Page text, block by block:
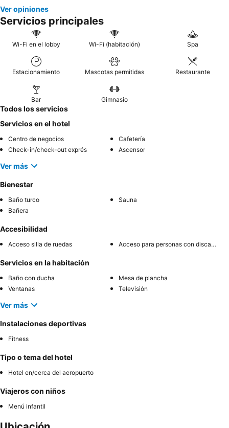
Ver opiniones
Servicios principales
Wi-Fi en el lobby Wi-Fi (habitación) Spa
Estacionamiento Mascotas permitidas Restaurante
Bar Gimnasio
Todos los servicios
Servicios en el hotel
Centro de negocios
Cafetería
Check-in/check-out exprés
Ascensor
Ver más
Bienestar
Baño turco
Sauna
Bañera
Accesibilidad
Acceso silla de ruedas Acceso para personas con discapacidad
Servicios en la habitación
Baño con ducha
Mesa de plancha
Ventanas
Televisión
Ver más
Instalaciones deportivas
Fitness
Tipo o tema del hotel
Hotel en/cerca del aeropuerto
Viajeros con niños
Menú infantil